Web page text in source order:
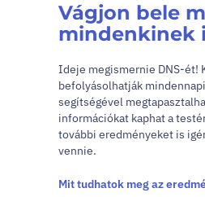
Vágjon bele
mindenkinek
Ideje megismernie DNS-ét!
befolyásolhatják
segítségével
információkat kaphat a
további eredményeket is
vennie.
Mit tudhatok meg az